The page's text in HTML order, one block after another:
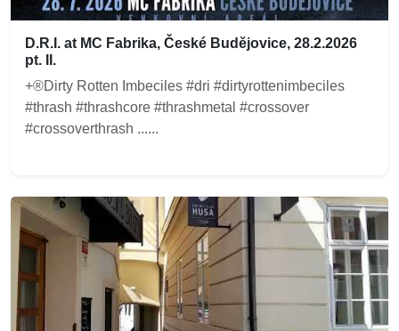
D.R.I. at MC Fabrika, České Budějovice, 28.2.2026
pt. II.
+®Dirty Rotten Imbeciles #dri #dirtyrottenimbeciles
#thrash #thrashcore #thrashmetal #crossover
#crossoverthrash ......